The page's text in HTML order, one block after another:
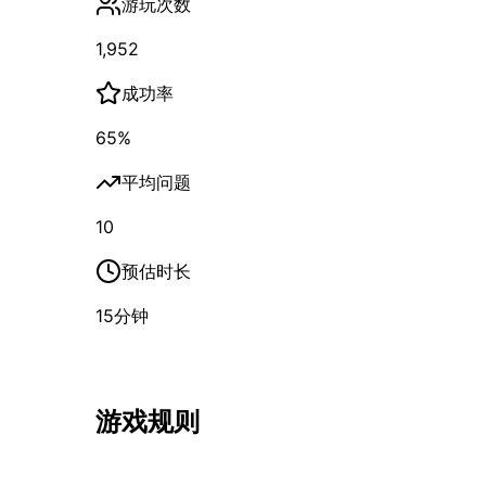
1,952
成功率
65%
平均问题
10
预估时长
15分钟
游戏规则